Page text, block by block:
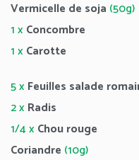
Vermicelle de soja (50g)
1 xConcombre
1 xCarotte
5 xFeuilles salade
2 xRadis
1/4 xChou rouge
Coriandre (10g)